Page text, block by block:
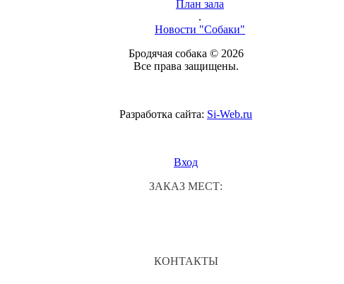
План зала
.
Новости "Собаки"
Бродячая собака © 2026
Все права защищены.
Разработка сайта: Si-Web.ru
Вход
ЗАКАЗ МЕСТ:
КОНТАКТЫ